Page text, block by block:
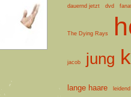
dauernd jetzt
dvd
The Dying Rays
jacob jung
lange haare leidend